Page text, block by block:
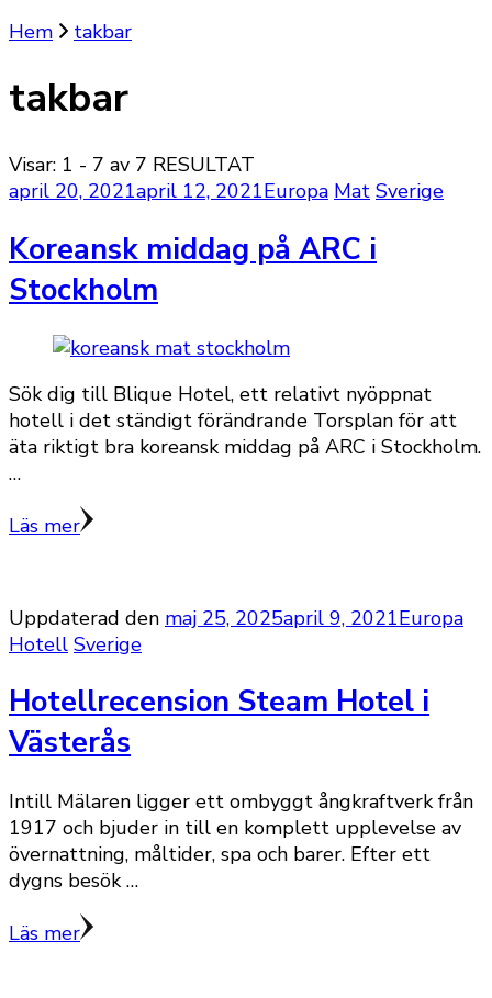
Hem
takbar
takbar
Visar: 1 - 7 av 7 RESULTAT
april 20, 2021april 12, 2021Europa Mat Sverige
Koreansk middag på ARC i
Stockholm
Sök dig till Blique Hotel, ett relativt nyöppnat
hotell i det ständigt förändrande Torsplan för att
äta riktigt bra koreansk middag på ARC i Stockholm.
…
Läs mer
Uppdaterad den maj 25, 2025april 9, 2021Europa
Hotell Sverige
Hotellrecension Steam Hotel i
Västerås
Intill Mälaren ligger ett ombyggt ångkraftverk från
1917 och bjuder in till en komplett upplevelse av
övernattning, måltider, spa och barer. Efter ett
dygns besök …
Läs mer